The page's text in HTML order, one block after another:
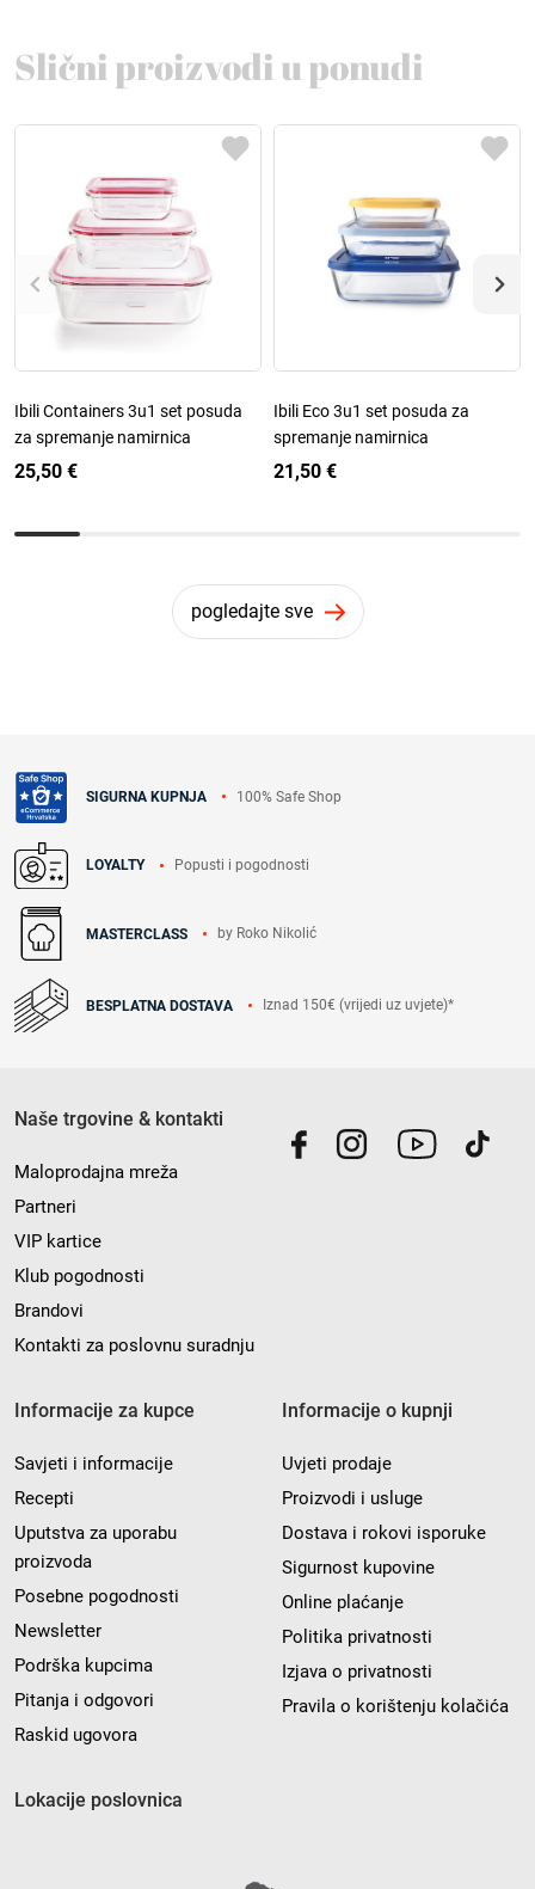
Slični proizvodi u ponudi
Ibili Containers 3u1 set posuda
za spremanje namirnica
25,50 €
Ibili Eco 3u1 set posuda za
spremanje namirnica
21,50 €
pogledajte sve
SIGURNA KUPNJA 100% Safe Shop
LOYALTY Popusti i pogodnosti
MASTERCLASS by Roko Nikolić
BESPLATNA DOSTAVA Iznad 150€ (vrijedi uz uvjete)*
Naše trgovine & kontakti
Maloprodajna mreža
Partneri
VIP kartice
Klub pogodnosti
Brandovi
Kontakti za poslovnu suradnju
Informacije za kupce
Savjeti i informacije
Recepti
Uputstva za uporabu
proizvoda
Posebne pogodnosti
Newsletter
Podrška kupcima
Pitanja i odgovori
Raskid ugovora
Informacije o kupnji
Uvjeti prodaje
Proizvodi i usluge
Dostava i rokovi isporuke
Sigurnost kupovine
Online plaćanje
Politika privatnosti
Izjava o privatnosti
Pravila o korištenju kolačića
Lokacije poslovnica